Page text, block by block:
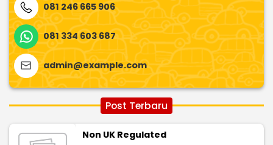
081 246 665 906
081 334 603 687
admin@example.com
Post Terbaru
Non UK Regulated